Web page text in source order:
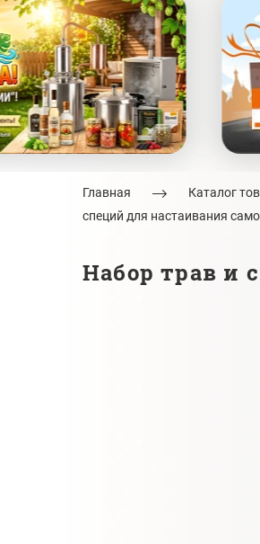
Главная Каталог
специй для настаивания
Набор трав и